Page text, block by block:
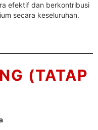
efektif dan berkontribusi
secara keseluruhan.
(TATAP